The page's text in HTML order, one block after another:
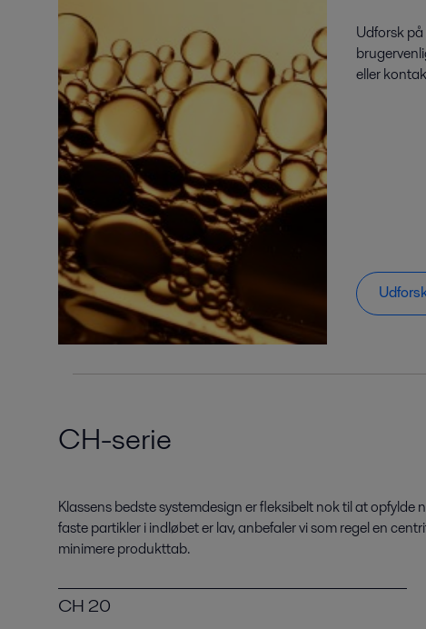
Udforsk
eller
CH-serie
Klassens bedste systemdesign er fleksibelt nok til at
faste partikler i indløbet er lav, anbefaler vi som regel en
minimere produkttab.
CH 20